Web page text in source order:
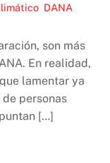
DANA
son más
En realidad,
lamentar ya
personas
[…]